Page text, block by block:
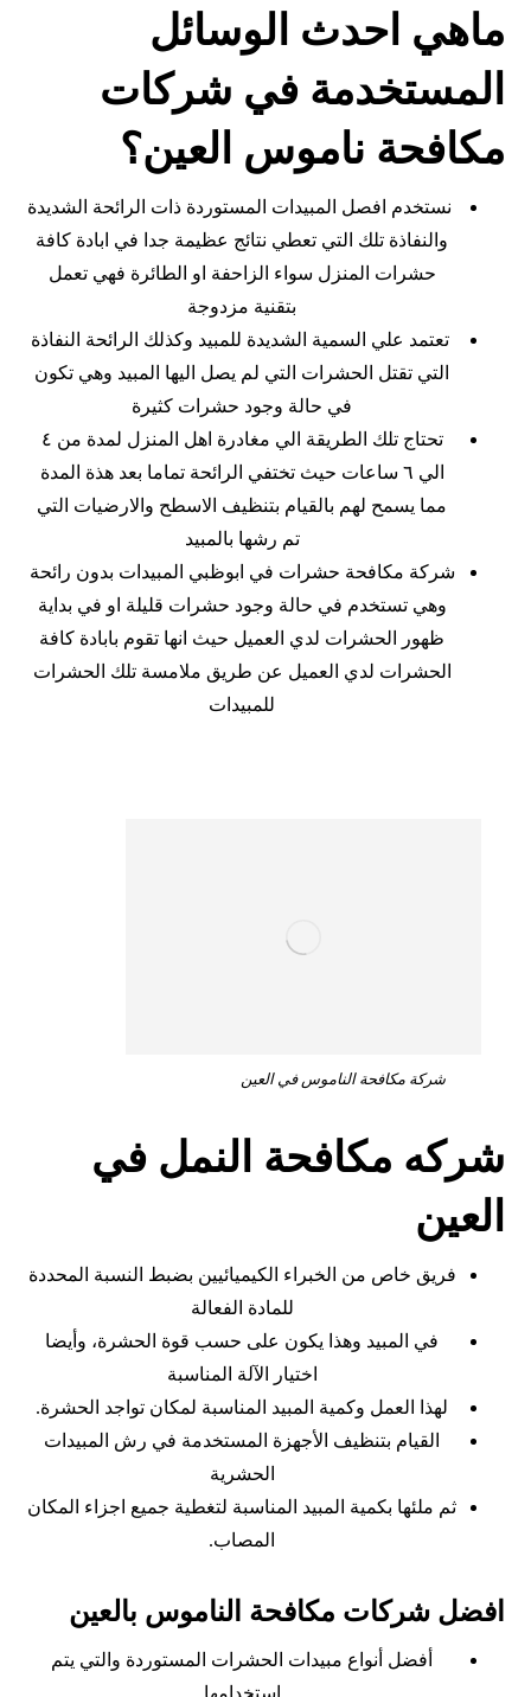
ماهي احدث الوسائل
المستخدمة في شركات
مكافحة ناموس العين؟
نستخدم افصل المبيدات المستوردة ذات الرائحة الشديدة
والنفاذة تلك التي تعطي نتائج عظيمة جدا في ابادة كافة
حشرات المنزل سواء الزاحفة او الطائرة فهي تعمل
بتقنية مزدوجة
تعتمد علي السمية الشديدة للمبيد وكذلك الرائحة النفاذة
التي تقتل الحشرات التي لم يصل اليها المبيد وهي تكون
في حالة وجود حشرات كثيرة
تحتاج تلك الطريقة الي مغادرة اهل المنزل لمدة من ٤
الي ٦ ساعات حيث تختفي الرائحة تماما بعد هذة المدة
مما يسمح لهم بالقيام بتنظيف الاسطح والارضيات التي
تم رشها بالمبيد
شركة مكافحة حشرات في ابوظبي المبيدات بدون رائحة
وهي تستخدم في حالة وجود حشرات قليلة او في بداية
ظهور الحشرات لدي العميل حيث انها تقوم بابادة كافة
الحشرات لدي العميل عن طريق ملامسة تلك الحشرات
للمبيدات
شركة مكافحة الناموس في العين
شركه مكافحة النمل في
العين
فريق خاص من الخبراء الكيميائيين بضبط النسبة المحددة
للمادة الفعالة
في المبيد وهذا يكون على حسب قوة الحشرة، وأيضا
اختيار الآلة المناسبة
لهذا العمل وكمية المبيد المناسبة لمكان تواجد الحشرة.
القيام بتنظيف الأجهزة المستخدمة في رش المبيدات
الحشرية
ثم ملئها بكمية المبيد المناسبة لتغطية جميع اجزاء المكان
المصاب.
افضل شركات مكافحة الناموس بالعين
أفضل أنواع مبيدات الحشرات المستوردة والتي يتم
استخدامها